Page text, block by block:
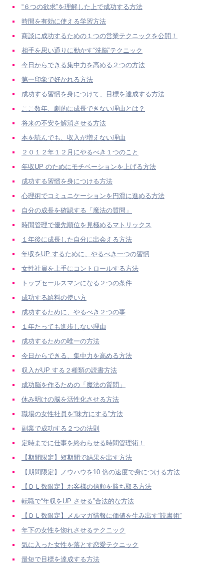
“６つの欲求”を理解した上で成功する方法
時間を有効に使える学習方法
商談に成功するための１つの営業テクニックを公開！
相手を思い通りに動かす“洗脳”テクニック
今日からできる集中力を高める２つの方法
第一印象で好かれる方法
成功する習慣を身につけて、目標を達成する方法
ここ数年、劇的に成長できない理由とは？
将来の不安を解消させる方法
本を読んでも、収入が増えない理由
２０１２年１２月にやるべき１つのこと
年収UP のためにモチベーションを上げる方法
成功する習慣を身につける方法
心理術でコミュニケーションを円滑に進める方法
自分の成長を確認する「魔法の質問」
時間管理で優先順位を見極めるマトリックス
１年後に成長した自分に出会える方法
年収をUP するために、やるべき一つの習慣
女性社員を上手にコントロールする方法
トップセールスマンになる２つの条件
成功する給料の使い方
成功するために、やるべき２つの事
１年たっても進歩しない理由
成功するための唯一の方法
今日からできる、集中力を高める方法
収入がUP する２種類の読書方法
成功脳を作るための「魔法の質問」
休み明けの脳を活性化させる方法
職場の女性社員を“味方にする”方法
副業で成功する２つの法則
定時までに仕事を終わらせる時間管理術！
【期間限定】短期間で結果を出す方法
【期間限定】ノウハウを10 倍の速度で身につける方法
【ＤＬ数限定】お客様の信頼を勝ち取る方法
転職で“年収をUP させる”合法的な方法
【ＤＬ数限定】メルマガ情報に価値を生み出す“読書術”
年下の女性を惚れさせるテクニック
気に入った女性を落とす恋愛テクニック
最短で目標を達成する方法